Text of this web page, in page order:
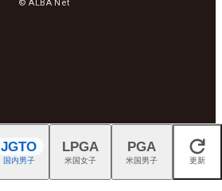
© ALBA Net
閉じる
JGTO
国内男子
LPGA
米国女子
PGA
米国男子 更新